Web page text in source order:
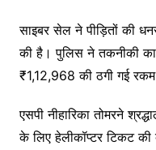
साइबर सेल ने पीड़ितों की
की है। पुलिस ने तकनीकी
₹1,12,968 की ठगी गई रकम
एसपी नीहारिका तोमरने
के लिए हेलीकॉप्टर टिकट